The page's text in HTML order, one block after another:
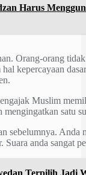
Harus
Orang-orang
kepercayaan
Muslim
satu
sebelumnya. Anda
anda sangat